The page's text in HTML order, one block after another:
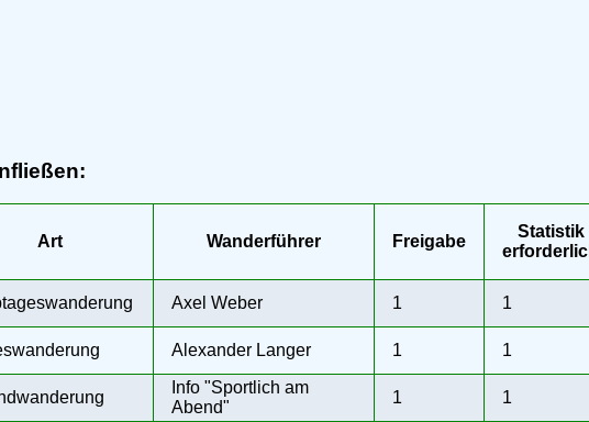
Art Wanderführer Freigabe
Statistik
Axel Weber 1 1
Alexander Langer 1 1
Info "Sportlich am
Abend"
1 1